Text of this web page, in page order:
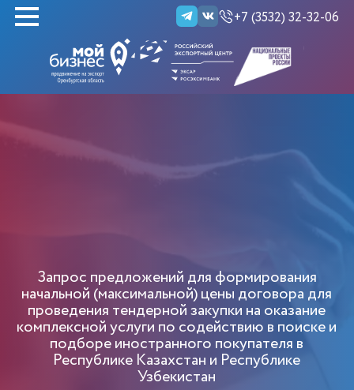
+7 (3532) 32-32-06
Запрос предложений для формирования
начальной (максимальной) цены договора для
проведения тендерной закупки на оказание
комплексной услуги по содействию в поиске и
подборе иностранного покупателя в
Республике Казахстан и Республике
Узбекистан